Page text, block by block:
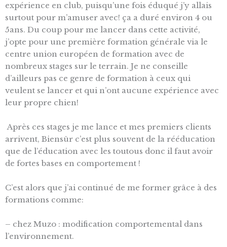
expérience en club, puisqu’une fois éduqué j’y allais
surtout pour m’amuser avec! ça a duré environ 4 ou
5ans. Du coup pour me lancer dans cette activité,
j’opte pour une première formation générale via le
centre union européen de formation avec de
nombreux stages sur le terrain. Je ne conseille
d’ailleurs pas ce genre de formation à ceux qui
veulent se lancer et qui n’ont aucune expérience avec
leur propre chien!
Après ces stages je me lance et mes premiers clients
arrivent, Biensûr c’est plus souvent de la rééducation
que de l’éducation avec les toutous donc il faut avoir
de fortes bases en comportement !
C’est alors que j’ai continué de me former grâce à des
formations comme:
– chez Muzo : modification comportemental dans
l’environnement.